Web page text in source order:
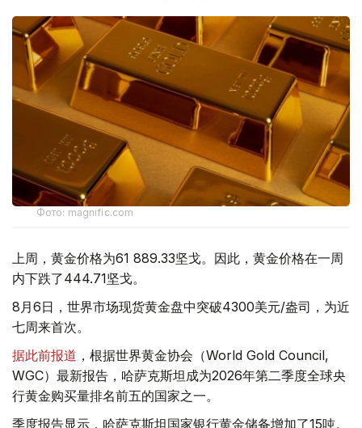
Фото: magnific.com
上周，黄金价格为61 889.33坚戈。因此，黄金价格在一周
内下跌了444.71坚戈。
8月6日，世界市场现货黄金盘中突破4300美元/盎司，为近
七周来首次。
据此前报道 ，根据世界黄金协会（World Gold Council,
WGC）最新报告，哈萨克斯坦成为2026年第二季度全球央
行黄金购买量排名前五的国家之一。
季度报告显示，哈萨克斯坦国家银行黄金储备增加了15吨。